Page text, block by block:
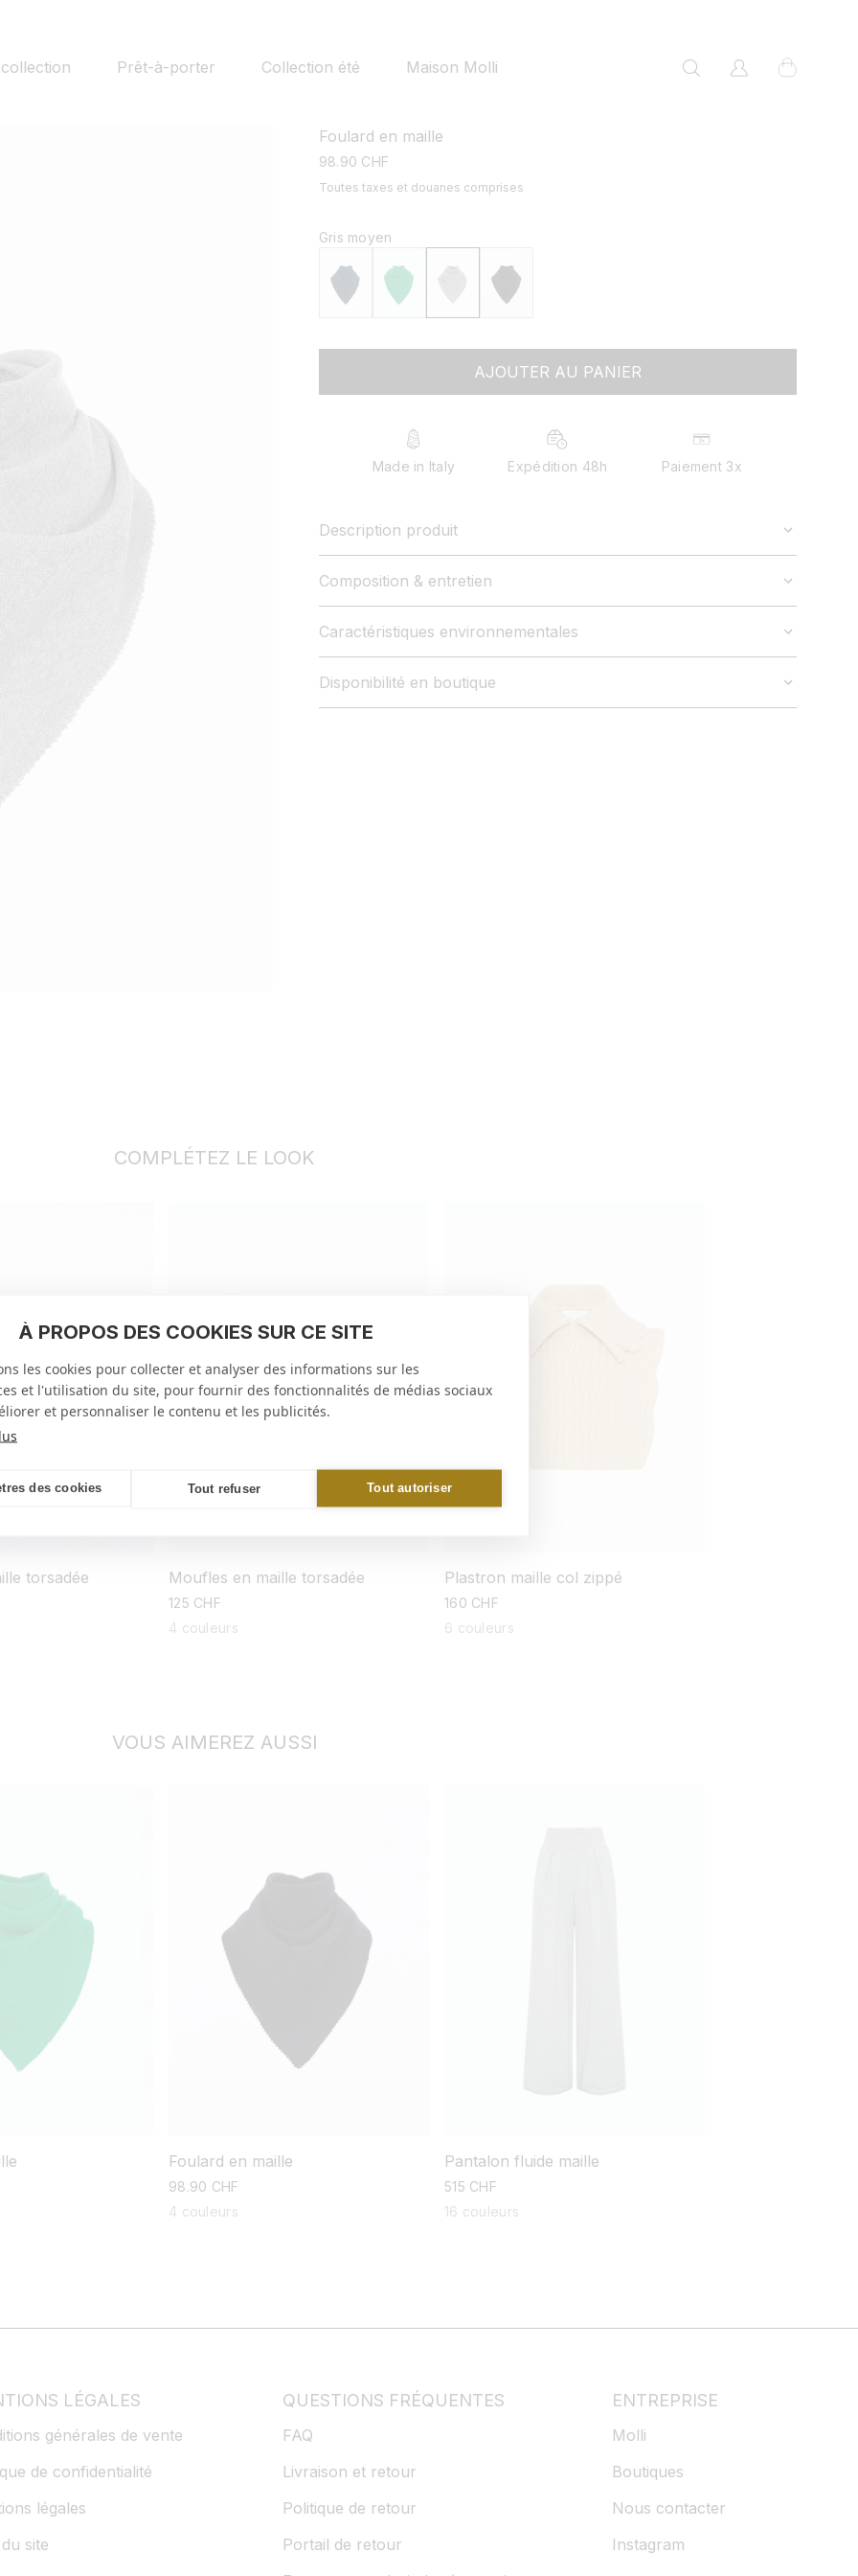
Prêt-à-porter Collection été Maison Molli Connexionpanier
Foulard en maille
prix
98.90 CHF
Toutes taxes et douanes comprises
Gris moyen
AJOUTER AU PANIER
Made in Italy Expédition 48h Paiement 3x
Description produit
Composition & entretien
Caractéristiques environnementales
Disponibilité en boutique
COMPLÉTEZ LE LOOK
torsadée Moufles en maille torsadée
prix
habituel
125 CHF
4 couleurs
Plastron maille col zippé
prix
habituel
160 CHF
6 couleurs
VOUS AIMEREZ AUSSI
Foulard en maille
prix
habituel
98.90 CHF
4 couleurs
Pantalon fluide maille
prix
habituel
515 CHF
16 couleurs
LÉGALES
générales de vente
de confidentialité
légales
site
QUESTIONS FRÉQUENTES
FAQ
Livraison et retour
Politique de retour
Portail de retour
ENTREPRISE
Molli
Boutiques
Nous contacter
Instagram
À PROPOS DES COOKIES SUR CE SITE
les cookies pour collecter et analyser des informations sur les
et l'utilisation du site, pour fournir des fonctionnalités de médias sociaux
et personnaliser le contenu et les publicités.
des cookies Tout refuser Tout autoriser